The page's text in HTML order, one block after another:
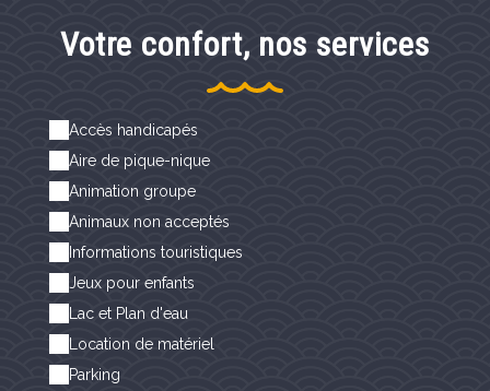
Votre confort, nos services
Accès handicapés
Aire de pique-nique
Animation groupe
Animaux non acceptés
Informations touristiques
Jeux pour enfants
Lac et Plan d'eau
Location de matériel
Parking